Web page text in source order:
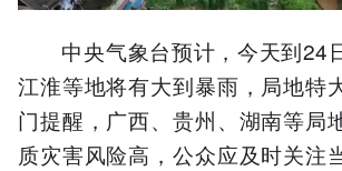
中央气象台预计，今天到24日
江淮等地将有大到暴雨，局地特
门提醒，广西、贵州、湖南等局
质灾害风险高，公众应及时关注